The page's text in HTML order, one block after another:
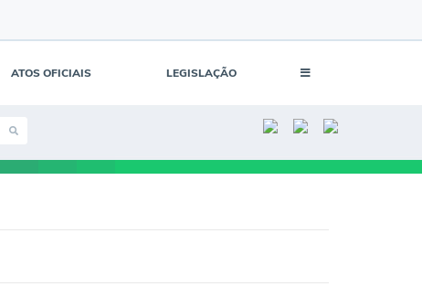
ATOS OFICIAIS LEGISLAÇÃO